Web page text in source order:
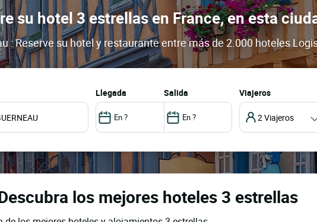
su hotel 3 estrellas en France, en esta
: Reserve su hotel y restaurante entre más de 2.000 hoteles
llegada salida Viajeros
2 Viajeros
los mejores hoteles 3 estrellas